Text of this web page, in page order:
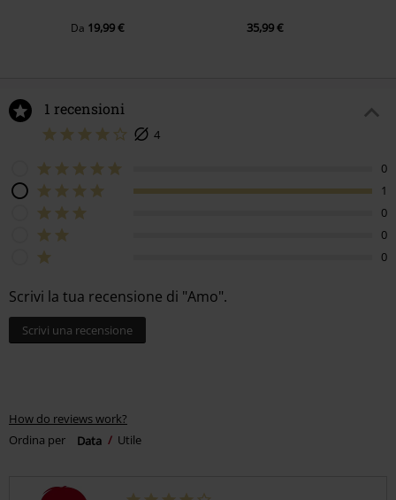
Da 19,99 € 35,99 €
1 recensioni
4
0
1
0
0
0
Scrivi la tua recensione di "Amo".
Scrivi una recensione
How do reviews work?
Ordina per
Data Utile